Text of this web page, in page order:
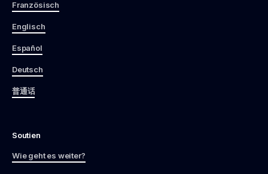
Französisch
Englisch
Español
Deutsch
普通话
Soutien
Wie geht es weiter?